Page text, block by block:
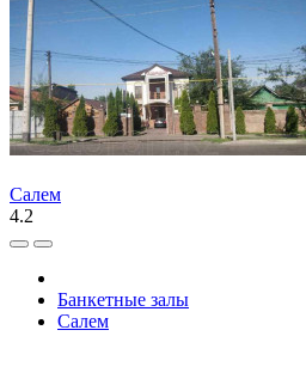
Салем
4.2
Банкетные залы
Салем